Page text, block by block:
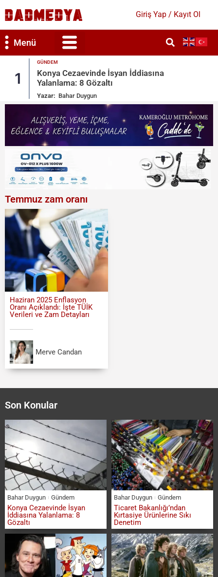
Giriş Yap / Kayıt Ol
Menü
2
Ticaret Bakanlığı’ndan Kırtasiye Ürünlerine
Sıkı Denetim
Yazar: Bahar Duygun
Temmuz zam oranı
Haziran 2025 Enflasyon
Oranı Açıklandı: İşte TÜİK
Verileri ve Zam Detayları
Merve Candan
Son Konular
Bahar Duygun Gündem
Konya Cezaevinde İsyan
İddiasına Yalanlama: 8
Gözaltı
Bahar Duygun Gündem
Ticaret Bakanlığı’ndan
Kırtasiye Ürünlerine Sıkı
Denetim